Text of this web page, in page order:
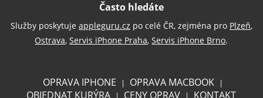
Často hledáte
Služby poskytuje appleguru.cz po celé ČR, zejména pro Plzeň,
Ostrava,Servis iPhone Praha,Servis iPhone Brno.
OPRAVA IPHONE | OPRAVA MACBOOK |
OBJEDNAT KURÝRA CENY OPRAV KONTAKT